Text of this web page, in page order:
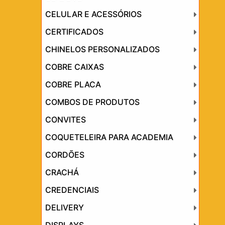
CELULAR E ACESSÓRIOS
CERTIFICADOS
CHINELOS PERSONALIZADOS
COBRE CAIXAS
COBRE PLACA
COMBOS DE PRODUTOS
CONVITES
COQUETELEIRA PARA ACADEMIA
CORDÕES
CRACHÁ
CREDENCIAIS
DELIVERY